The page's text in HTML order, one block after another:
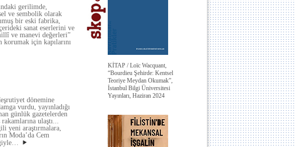
gerilimde,
ve sembolik olarak
bir eski fabrika,
sanat eserlerini ve
ve manevi değerleri”
için kapılarını
dönemine
vurdu, yayınladığı
günlük gazetelerden
rakamlarına ulaştı...
yeni araştırmalara,
Moda’da Cem
KİTAP / Loïc Wacquant,
“Bourdieu Şehirde: Kentsel
Teoriye Meydan Okumak”,
İstanbul Bilgi Üniversitesi
Yayınları, Haziran 2024